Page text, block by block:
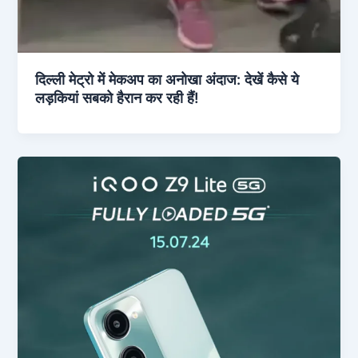
दिल्ली मेट्रो में मेकअप का अनोखा अंदाज: देखें कैसे ये
लड़कियां सबको हैरान कर रही हैं!